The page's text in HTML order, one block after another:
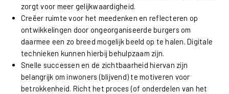
zorgt voor meer gelijkwaardigheid.
Creëer ruimte voor het meedenken en reflecteren op
ontwikkelingen door ongeorganiseerde burgers om
daarmee een zo breed mogelijk beeld op te halen. Digitale
technieken kunnen hierbij behulpzaam zijn.
Snelle successen en de zichtbaarheid hiervan zijn
belangrijk om inwoners (blijvend) te motiveren voor
betrokkenheid. Richt het proces (of onderdelen van het